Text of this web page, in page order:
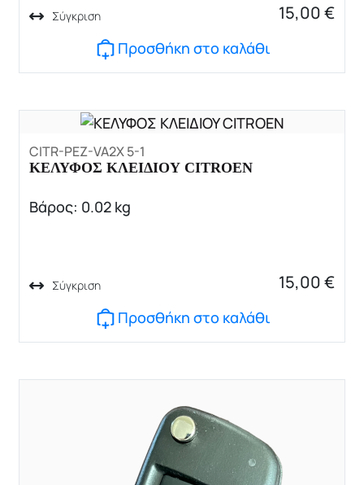
Σύγκριση 15,00€
Προσθήκη στο καλάθι
CITR-PEZ-VA2X 5-1
ΚΕΛΥΦΟΣ ΚΛΕΙΔΙΟΥ CITROEN
Βάρος: 0.02 kg
Σύγκριση 15,00€
Προσθήκη στο καλάθι